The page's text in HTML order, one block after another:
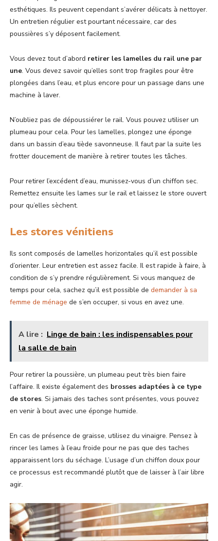
esthétiques. Ils peuvent cependant s’avérer délicats à nettoyer.
Un entretien régulier est pourtant nécessaire, car des
poussières s’y déposent facilement.
Vous devez tout d’abord retirer les lamelles du rail une par
une. Vous devez savoir qu’elles sont trop fragiles pour être
plongées dans l’eau, et plus encore pour un passage dans une
machine à laver.
N’oubliez pas de dépoussiérer le rail. Vous pouvez utiliser un
plumeau pour cela. Pour les lamelles, plongez une éponge
dans un bassin d’eau tiède savonneuse. Il faut par la suite les
frotter doucement de manière à retirer toutes les tâches.
Pour retirer l’excédent d’eau, munissez-vous d’un chiffon sec.
Remettez ensuite les lames sur le rail et laissez le store ouvert
pour qu’elles sèchent.
Les stores vénitiens
Ils sont composés de lamelles horizontales qu’il est possible
d’orienter. Leur entretien est assez facile. Il est rapide à faire, à
condition de s’y prendre régulièrement. Si vous manquez de
temps pour cela, sachez qu’il est possible de demander à sa
femme de ménage de s’en occuper, si vous en avez une.
A lire : Linge de bain : les indispensables pour
la salle de bain
Pour retirer la poussière, un plumeau peut très bien faire
l’affaire. Il existe également des brosses adaptées à ce type
de stores. Si jamais des taches sont présentes, vous pouvez
en venir à bout avec une éponge humide.
En cas de présence de graisse, utilisez du vinaigre. Pensez à
rincer les lames à l’eau froide pour ne pas que des taches
apparaissent lors du séchage. L’usage d’un chiffon doux pour
ce processus est recommandé plutôt que de laisser à l’air libre
agir.